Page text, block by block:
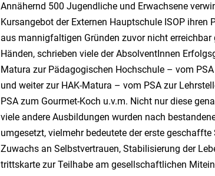
Annähernd 500 Jugendliche und Erwachsene
Kursangebot der Externen Hauptschule ISOP
aus mannigfaltigen Gründen zuvor nicht erreichbar
Händen, schrieben viele der AbsolventInnen
Matura zur Pädagogischen Hochschule – vom
und weiter zur HAK-Matura – vom PSA zur
PSA zum Gourmet-Koch u.v.m. Nicht nur diese
viele andere Ausbildungen wurden nach
umgesetzt, vielmehr bedeutete der erste
Zuwachs an Selbstvertrauen, Stabilisierung der
trittskarte zur Teilhabe am gesellschaftlichen